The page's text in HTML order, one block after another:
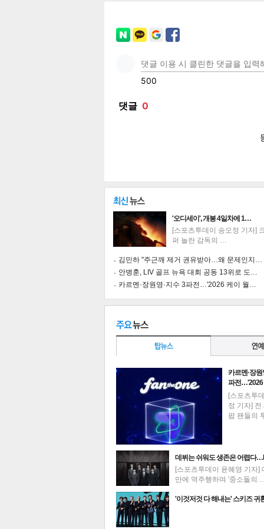
공유 유
트위 카카
최신뉴스
'오디세이', 개봉 4일차에 1…
[스포츠투데이 송오정 기자]
퍼 놀란 감독의 …
김민하 "주근깨 제거 권유받아…왜 문제인지…
안병훈, LIV 골프 뉴욕 대회 공동 13위로 도…
카르멘·장원영·지수 3파전…'2026 케이 월…
카르멘·장원
파전
[스포츠투
정 기자] 전
팝 팬들의
데뷔는 쉬워도 생존은 어렵다
[스포츠투데이 윤혜영 기자]
만에 역주행하며 '중소돌의
'이것저것 다 해내는' 스키즈